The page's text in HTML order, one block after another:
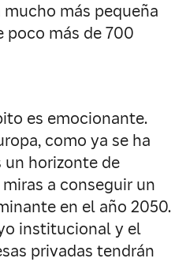
más pequeña
poco más de 700
es emocionante.
como ya se ha
horizonte de
a conseguir un
en el año 2050.
institucional y el
privadas tendrán